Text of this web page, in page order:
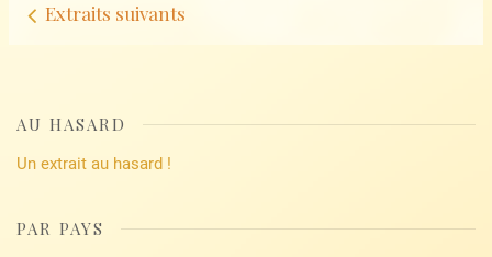
Navigation
Extraits suivants
AU HASARD
Un extrait au hasard !
PAR PAYS